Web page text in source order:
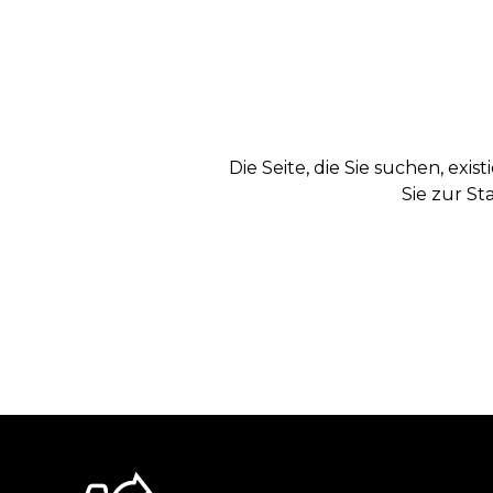
Die Seite, die Sie suchen,
Sie zur